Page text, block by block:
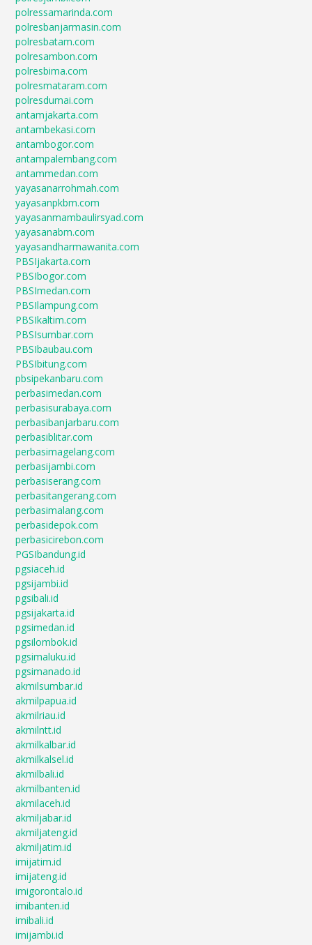
polressamarinda.com
polresbanjarmasin.com
polresbatam.com
polresambon.com
polresbima.com
polresmataram.com
polresdumai.com
antamjakarta.com
antambekasi.com
antambogor.com
antampalembang.com
antammedan.com
yayasanarrohmah.com
yayasanpkbm.com
yayasanmambaulirsyad.com
yayasanabm.com
yayasandharmawanita.com
PBSIjakarta.com
PBSIbogor.com
PBSImedan.com
PBSIlampung.com
PBSIkaltim.com
PBSIsumbar.com
PBSIbaubau.com
PBSIbitung.com
pbsipekanbaru.com
perbasimedan.com
perbasisurabaya.com
perbasibanjarbaru.com
perbasiblitar.com
perbasimagelang.com
perbasijambi.com
perbasiserang.com
perbasitangerang.com
perbasimalang.com
perbasidepok.com
perbasicirebon.com
PGSIbandung.id
pgsiaceh.id
pgsijambi.id
pgsibali.id
pgsijakarta.id
pgsimedan.id
pgsilombok.id
pgsimaluku.id
pgsimanado.id
akmilsumbar.id
akmilpapua.id
akmilriau.id
akmilntt.id
akmilkalbar.id
akmilkalsel.id
akmilbali.id
akmilbanten.id
akmilaceh.id
akmiljabar.id
akmiljateng.id
akmiljatim.id
imijatim.id
imijateng.id
imigorontalo.id
imibanten.id
imibali.id
imijambi.id